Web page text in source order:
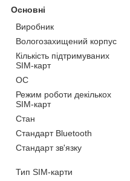
Основні
Виробник
Вологозахищений корпус
Кількість підтримуваних
SIM-карт
ОС
Режим роботи декількох
SIM-карт
Стан
Стандарт Bluetooth
Стандарт зв'язку
Тип SIM-карти